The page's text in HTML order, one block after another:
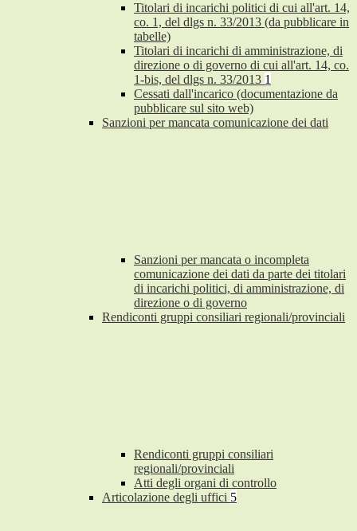
Titolari di incarichi politici di cui all'art. 14,
co. 1, del dlgs n. 33/2013 (da pubblicare in
tabelle)
Titolari di incarichi di amministrazione, di
direzione o di governo di cui all'art. 14, co.
1-bis, del dlgs n. 33/2013 1
Cessati dall'incarico (documentazione da
pubblicare sul sito web)
Sanzioni per mancata comunicazione dei dati
Sanzioni per mancata o incompleta
comunicazione dei dati da parte dei titolari
di incarichi politici, di amministrazione, di
direzione o di governo
Rendiconti gruppi consiliari regionali/provinciali
Rendiconti gruppi consiliari
regionali/provinciali
Atti degli organi di controllo
Articolazione degli uffici 5